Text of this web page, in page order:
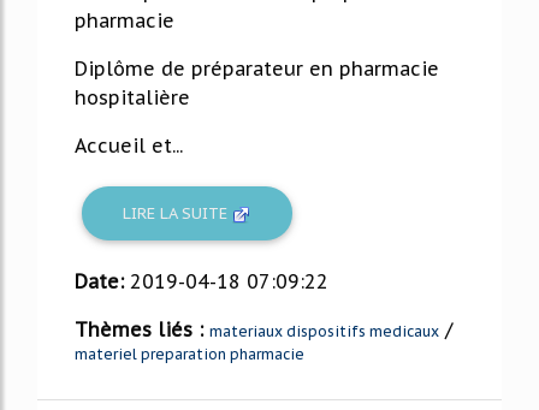
pharmacie
Diplôme de préparateur en pharmacie
hospitalière
Accueil et...
LIRE LA SUITE
Date: 2019-04-18 07:09:22
Thèmes liés : materiaux dispositifs medicaux /
materiel preparation pharmacie